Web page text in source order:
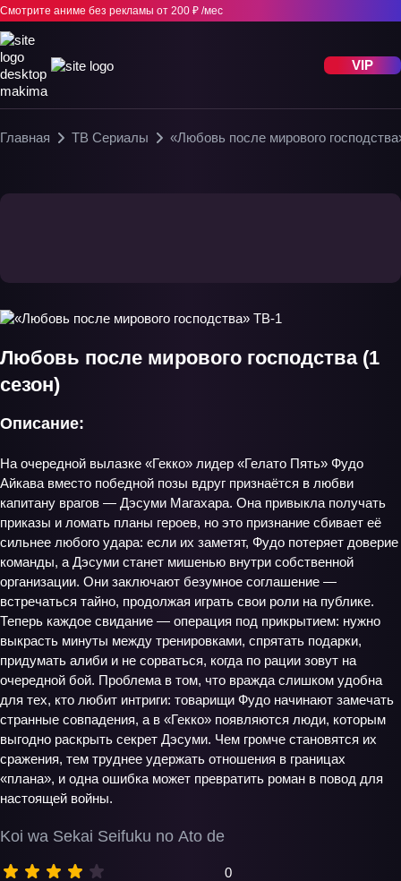
Смотрите аниме без рекламы от 200 ₽ /мес
VIP
Главная ТВ Сериалы «Любовь после мирового
Любовь после мирового господства (1
сезон)
Koi wa Sekai Seifuku no Ato de
0
Описание:
На очередной вылазке «Гекко» лидер «Гелато Пять» Фудо
Айкава вместо победной позы вдруг признаётся в любви
капитану врагов — Дэсуми Магахара. Она привыкла получать
приказы и ломать планы героев, но это признание сбивает её
сильнее любого удара: если их заметят, Фудо потеряет доверие
команды, а Дэсуми станет мишенью внутри собственной
организации. Они заключают безумное соглашение —
встречаться тайно, продолжая играть свои роли на публике.
Теперь каждое свидание — операция под прикрытием: нужно
выкрасть минуты между тренировками, спрятать подарки,
придумать алиби и не сорваться, когда по рации зовут на
очередной бой. Проблема в том, что вражда слишком удобна
для тех, кто любит интриги: товарищи Фудо начинают замечать
странные совпадения, а в «Гекко» появляются люди, которым
выгодно раскрыть секрет Дэсуми. Чем громче становятся их
сражения, тем труднее удержать отношения в границах
«плана», и одна ошибка может превратить роман в повод для
настоящей войны.